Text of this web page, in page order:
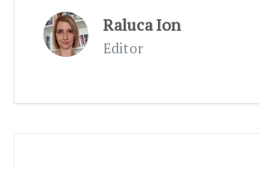
Raluca Ion
Editor